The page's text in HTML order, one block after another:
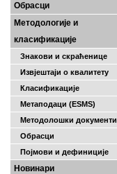
Обрасци
Методологије и
класификације
Знакови и скраћенице
Извјештаји о квалитету
Класификације
Метаподаци (ESMS)
Методолошки документи
Обрасци
Појмови и дефиниције
Новинари